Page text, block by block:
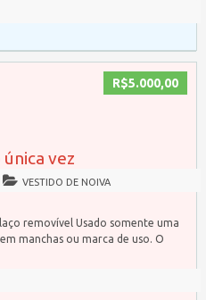
R$5.000,00
vez
VESTIDO DE NOIVA
removível Usado somente uma
manchas ou marca de uso. O